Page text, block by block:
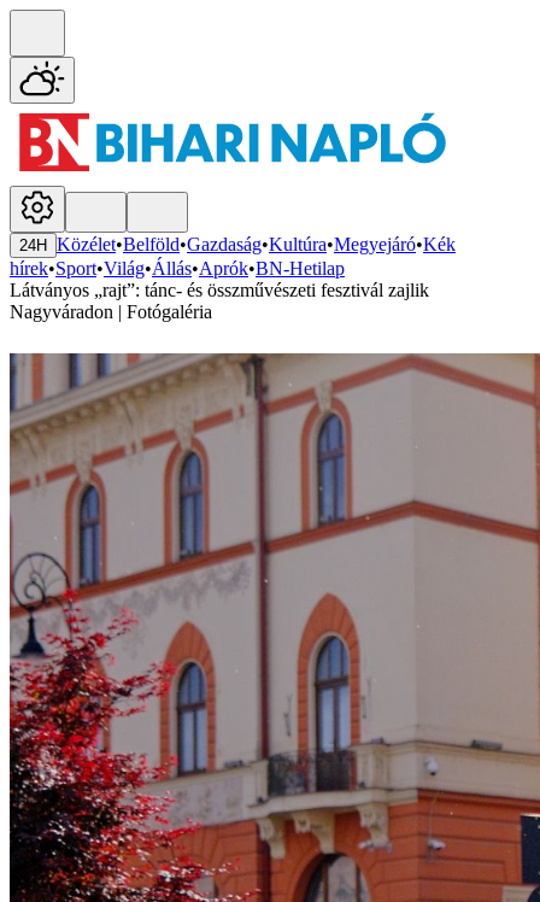
24H Közélet•Belföld•Gazdaság•Kultúra•Megyejáró•Kék
hírek•Sport•Világ•Állás•Aprók•BN-Hetilap
Látványos „rajt”: tánc- és összművészeti fesztivál zajlik
Nagyváradon | Fotógaléria